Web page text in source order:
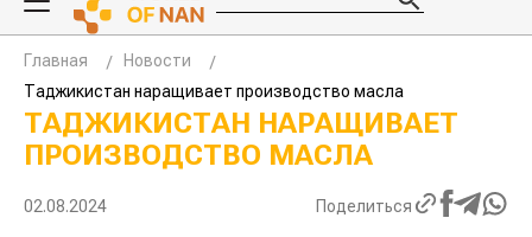
Главная
Новости
Таджикистан наращивает производство масла
ТАДЖИКИСТАН НАРАЩИВАЕТ
ПРОИЗВОДСТВО МАСЛА
02.08.2024 Поделиться